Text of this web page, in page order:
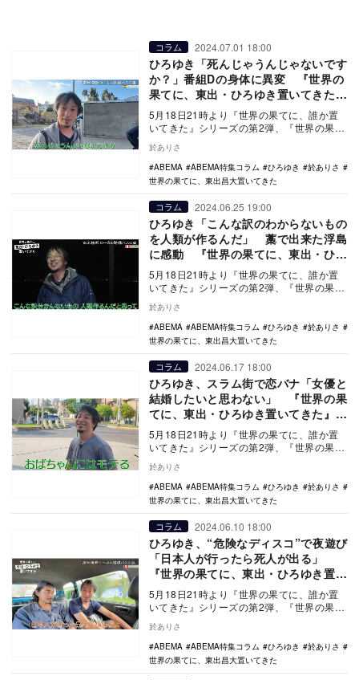
コラム 2024.07.01 18:00
ひろゆき「死んじゃうんじゃないです
か？」番組Dの身体に異変 『世界の
果てに、東出・ひろゆき置いてきた』
10話
5月18日21時より『世界の果てに、誰か置
いてきた』シリーズの第2弾、『世界の果て
トした。…
於ありさ
ABEMA
ABEMA特集コラム ひろゆき
於ありさ
世界の果てに、東出昌大置いてきた
コラム 2024.06.25 19:00
ひろゆき「こんな訳のわからないもの
を人類が作るんだ」 藁で出来た浮島
に感動 『世界の果てに、東出・ひろ
ゆき置いてきた』9話
5月18日21時より『世界の果てに、誰か置
いてきた』シリーズの第2弾、『世界の果て
トした。…
於ありさ
ABEMA
ABEMA特集コラム ひろゆき
於ありさ
世界の果てに、東出昌大置いてきた
コラム 2024.06.17 18:00
ひろゆき、スラム街で恋バナ「女優と
結婚したいと思わない」 『世界の果
てに、東出・ひろゆき置いてきた』8
話
5月18日21時より『世界の果てに、誰か置
いてきた』シリーズの第2弾、『世界の果て
トした。…
於ありさ
ABEMA
ABEMA特集コラム ひろゆき
於ありさ
世界の果てに、東出昌大置いてきた
コラム 2024.06.10 18:00
ひろゆき、“危険なディスコ”で夜遊び
「日本人が行ったら死人が出る」
『世界の果てに、東出・ひろゆき置い
てきた』7話
5月18日21時より『世界の果てに、誰か置
いてきた』シリーズの第2弾、『世界の果て
トした。…
於ありさ
ABEMA
ABEMA特集コラム ひろゆき
於ありさ
世界の果てに、東出昌大置いてきた